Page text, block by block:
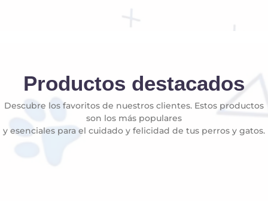
Productos destacados
Descubre los favoritos de nuestros clientes. Estos productos
son los más populares
y esenciales para el cuidado y felicidad de tus perros y gatos.